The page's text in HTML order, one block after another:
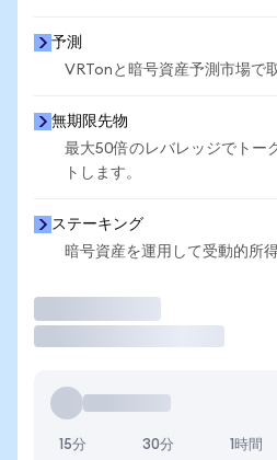
予測
VRTonと暗号資産予測市場で
無期限先物
最大50倍のレバレッジでトー
トします。
ステーキング
暗号資産を運用して受動的所
15分 30分 1時間